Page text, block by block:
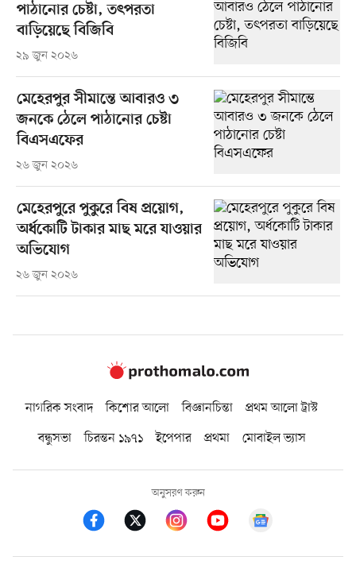
পাঠানোর চেষ্টা, তৎপরতা
বাড়িয়েছে বিজিবি
২৯ জুন ২০২৬
মেহেরপুর সীমান্তে আবারও ৩
জনকে ঠেলে পাঠানোর চেষ্টা
বিএসএফের
২৬ জুন ২০২৬
মেহেরপুরে পুকুরে বিষ প্রয়োগ,
অর্ধকোটি টাকার মাছ মরে যাওয়ার
অভিযোগ
২৬ জুন ২০২৬
নাগরিক সংবাদ কিশোর আলো বিজ্ঞানচিন্তা
প্রথম আলো ট্রাস্ট
বন্ধুসভা
চিরন্তন ১৯৭১ ইপেপার প্রথমা মোবাইল ভ্যাস
অনুসরণ করুন